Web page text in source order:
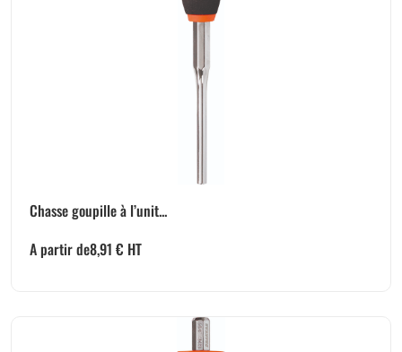
Chasse goupille à l’unit...
A partir de8,91 € HT